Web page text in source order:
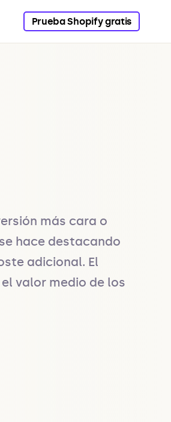
Prueba Shopify gratis
más cara o
hace destacando
adicional. El
valor medio de los